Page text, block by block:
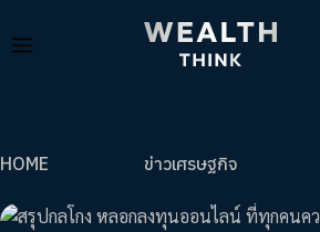
HOME ข่าวเศรษฐกิจ